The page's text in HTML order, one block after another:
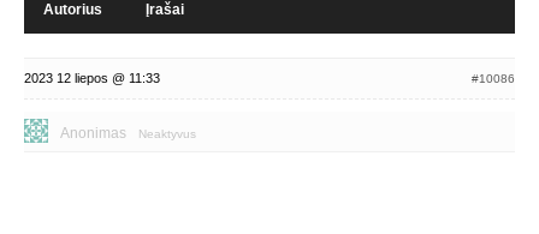
Autorius Įrašai
2023 12 liepos @ 11:33 #10086
Anonimas Neaktyvus